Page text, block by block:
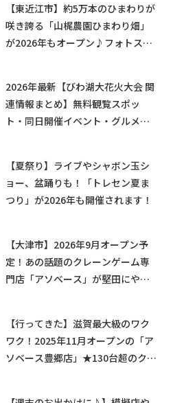
【東近江市】約5万本のひまわりが
咲き誇る「山梶農園ひまわり畑」
が2026年もオープン♪フォトスポ
2026年最新【びわ湖大花火大会 関
連情報まとめ】無料観覧スポッ
ト・同日開催イベント・グルメマ
【夏祭り】ライブやシャボン玉シ
ョー、盆踊りも！「トレセン夏ま
つり」が2026年も開催されます！
【大津市】2026年9月オープン予
定！あの話題のクレーンゲーム専
門店「アソベース」が堅田にやっ
【行ってきた】滋賀最大級のワク
ワク！2025年11月オープンの「ア
ソベース豊郷店」★130台超のクレ